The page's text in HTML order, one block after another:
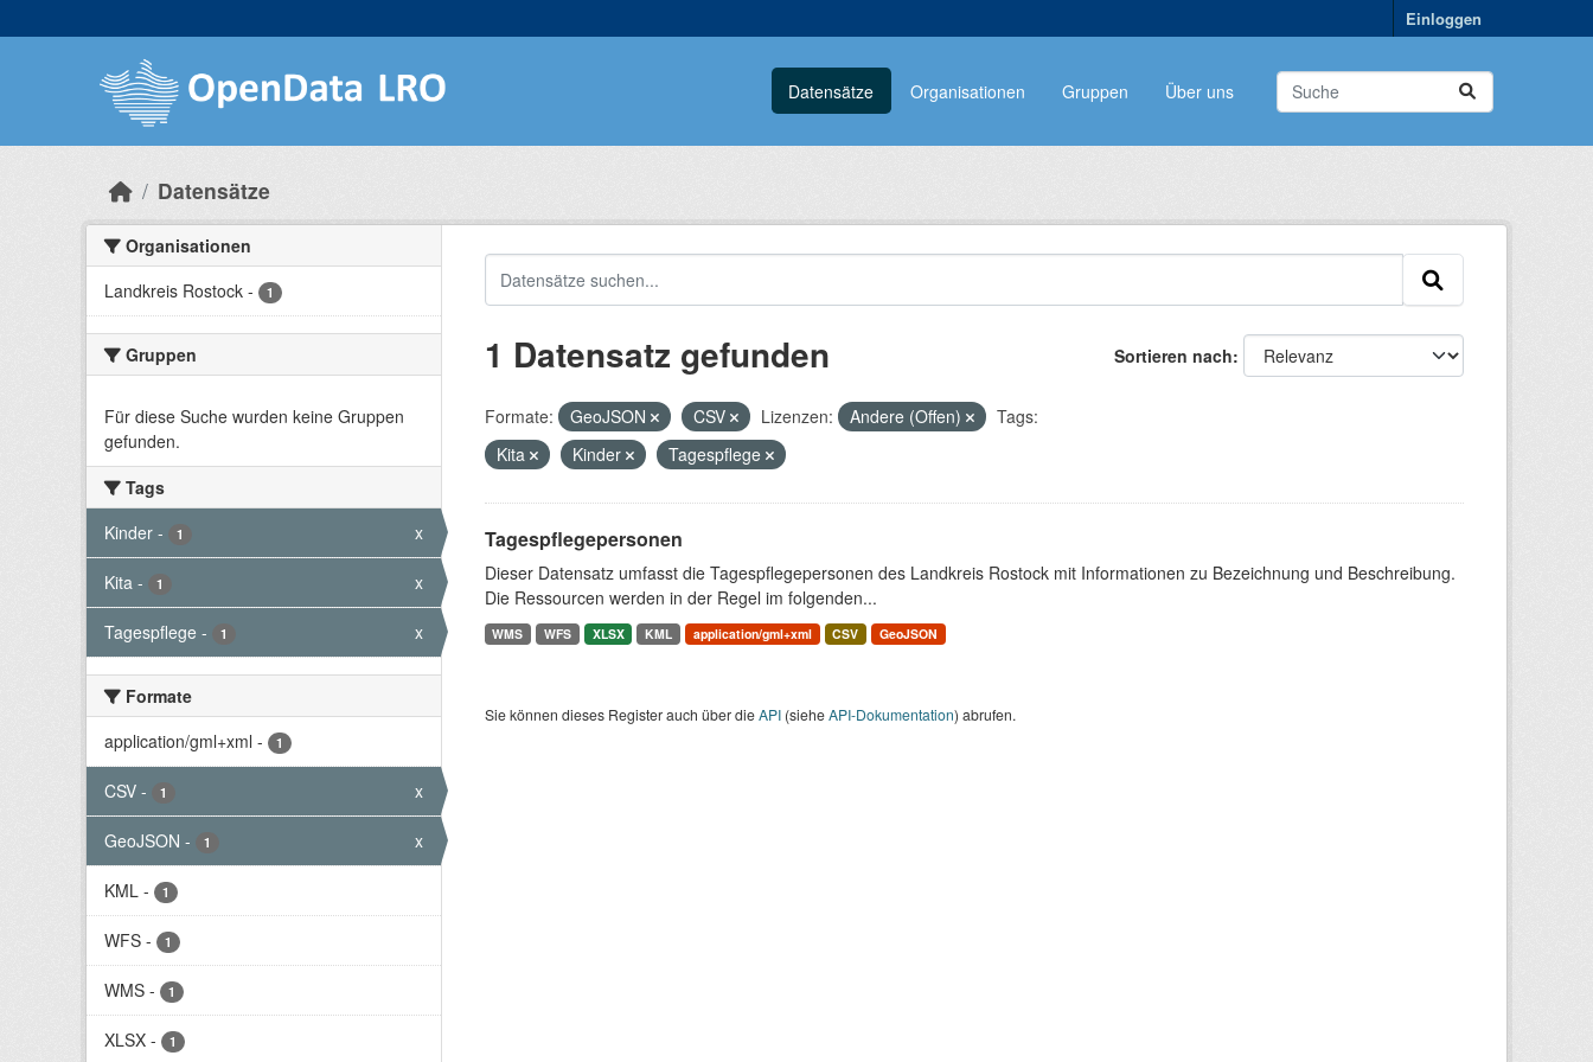
Einloggen
Datensätze Organisationen Gruppen Über uns
Datensätze
Organisationen
Landkreis Rostock - 1
Gruppen
Für diese Suche wurden keine Gruppen
gefunden.
Tags
Kinder - 1 x
Kita - 1 x
Tagespflege - 1 x
Formate
application/gml+xml - 1
CSV - 1 x
GeoJSON - 1 x
KML - 1
WFS - 1
WMS - 1
XLSX - 1
Sortieren nach
1 Datensatz gefunden
Formate: GeoJSON CSV Lizenzen: Andere (Offen)
Tags:
Kita
Kinder Tagespflege
Tagespflegepersonen
Dieser Datensatz umfasst die Tagespflegepersonen des Landkreis Rostock mit Informationen zu Bezeichnung und Beschreibung.
Die Ressourcen werden in der Regel im folgenden...
WMS WFS XLSX KML application/gml+xml CSV GeoJSON
Sie können dieses Register auch über dieAPI(sieheAPI-Dokumentation) abrufen.